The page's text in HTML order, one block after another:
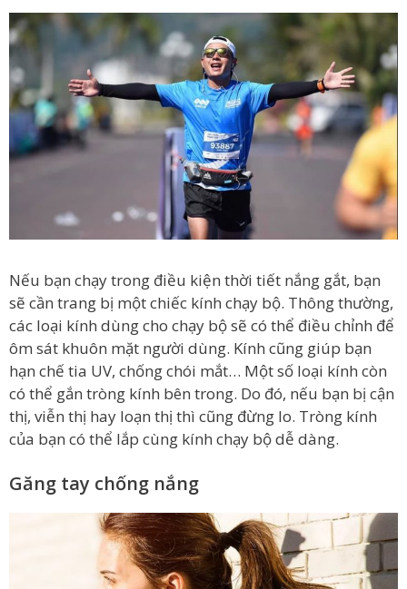
Nếu bạn chạy trong điều kiện thời tiết nắng gắt, bạn
sẽ cần trang bị một chiếc kính chạy bộ. Thông thường,
các loại kính dùng cho chạy bộ sẽ có thể điều chỉnh để
ôm sát khuôn mặt người dùng. Kính cũng giúp bạn
hạn chế tia UV, chống chói mắt… Một số loại kính còn
có thể gắn tròng kính bên trong. Do đó, nếu bạn bị cận
thị, viễn thị hay loạn thị thì cũng đừng lo. Tròng kính
của bạn có thể lắp cùng kính chạy bộ dễ dàng.
Găng tay chống nắng